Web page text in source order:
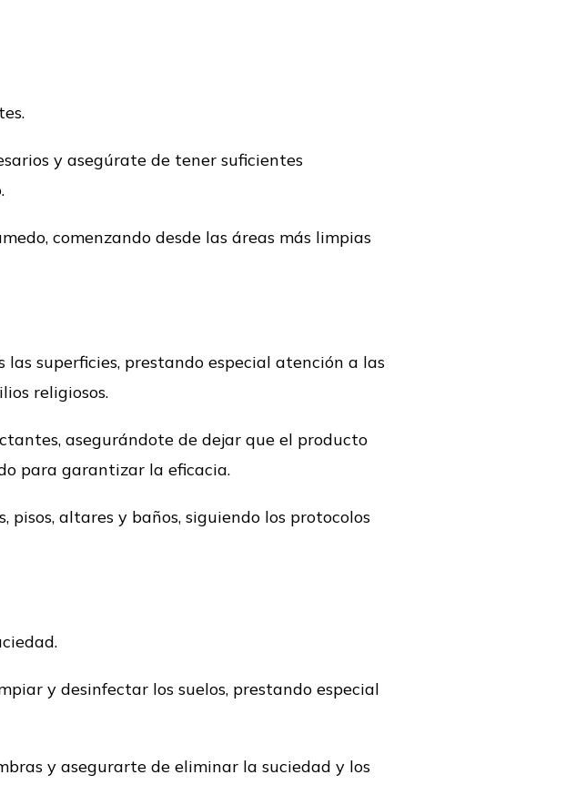
y asegúrate de tener suficientes
comenzando desde las áreas más limpias
superficies, prestando especial atención a las
religiosos.
asegurándote de dejar que el producto
para garantizar la eficacia.
altares y baños, siguiendo los protocolos
y desinfectar los suelos, prestando especial
y asegurarte de eliminar la suciedad y los